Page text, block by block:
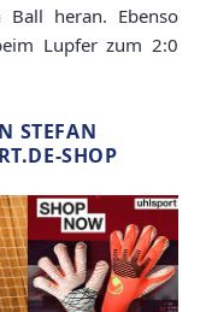
heran. Ebenso
Lupfer zum 2:0
STEFAN
SHOP